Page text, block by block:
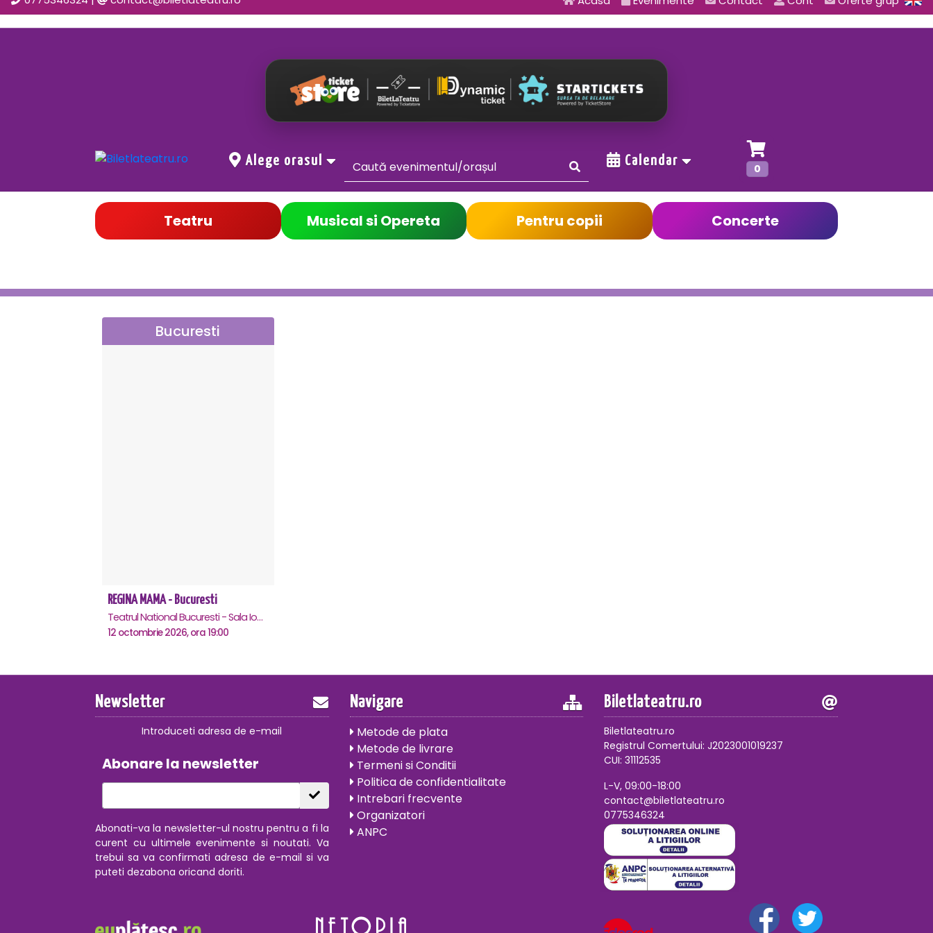
Alege orasul Calendar
0
Teatru Musical si Opereta Pentru copii Concerte
Bucuresti
REGINA MAMA - Bucuresti
Teatrul National Bucuresti - Sala Ion Caramitru, Bucuresti
12 octombrie 2026, ora 19:00
Newsletter
Introduceti adresa de e-mail
Abonare la newsletter
Abonati-va la newsletter-ul nostru pentru a fi la
curent cu ultimele evenimente si noutati. Va
trebui sa va confirmati adresa de e-mail si va
puteti dezabona oricand doriti.
Navigare
Metode de plata
Metode de livrare
Termeni si Conditii
Politica de confidentialitate
Intrebari frecvente
Organizatori
ANPC
Biletlateatru.ro
Biletlateatru.ro
Registrul Comertului: J2023001019237
CUI: 31112535
L-V, 09:00-18:00
contact@biletlateatru.ro
0775346324